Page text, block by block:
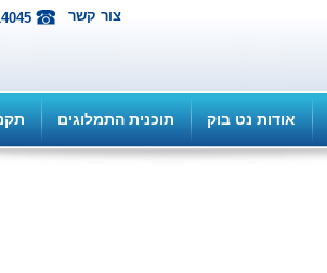
צור קשר
אודות נט בוק תוכנית התמלוגים